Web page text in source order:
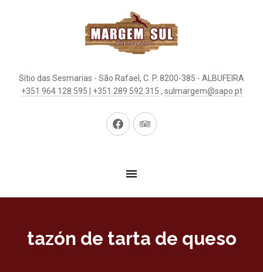
Sítio das Sesmarias - São Rafael, C. P. 8200-385 - ALBUFEIRA
+351 964 128 595 | +351 289 592 315 , sulmargem@sapo.pt
New
New
tazón de tarta de queso